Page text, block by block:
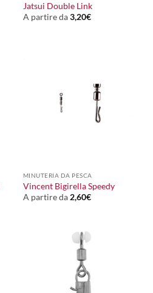
Jatsui Double Link
A partire da3,20€
MINUTERIA DA PESCA
Vincent Bigirella Speedy
A partire da 2,60€